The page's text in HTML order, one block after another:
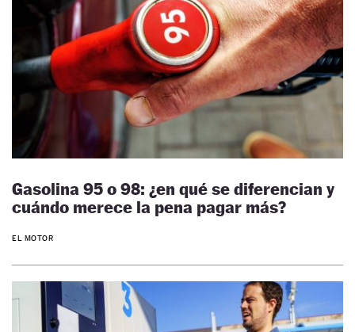
Gasolina 95 o 98: ¿en qué se diferencian y
cuándo merece la pena pagar más?
EL MOTOR